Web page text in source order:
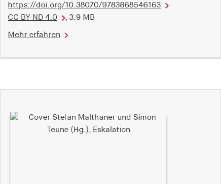
https://doi.org/10.38070/9783868546163
CC BY-ND 4.0
, 3.9 MB
Mehr erfahren